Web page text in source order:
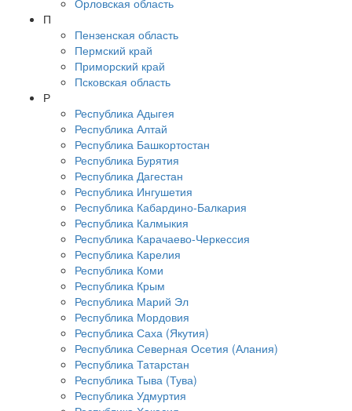
Орловская область
П
Пензенская область
Пермский край
Приморский край
Псковская область
Р
Республика Адыгея
Республика Алтай
Республика Башкортостан
Республика Бурятия
Республика Дагестан
Республика Ингушетия
Республика Кабардино-Балкария
Республика Калмыкия
Республика Карачаево-Черкессия
Республика Карелия
Республика Коми
Республика Крым
Республика Марий Эл
Республика Мордовия
Республика Саха (Якутия)
Республика Северная Осетия (Алания)
Республика Татарстан
Республика Тыва (Тува)
Республика Удмуртия